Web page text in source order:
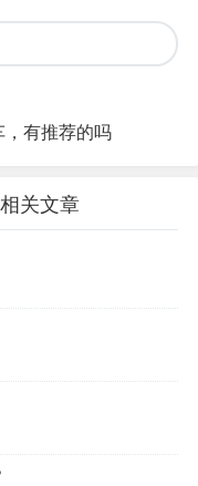
，有推荐的吗
关文章